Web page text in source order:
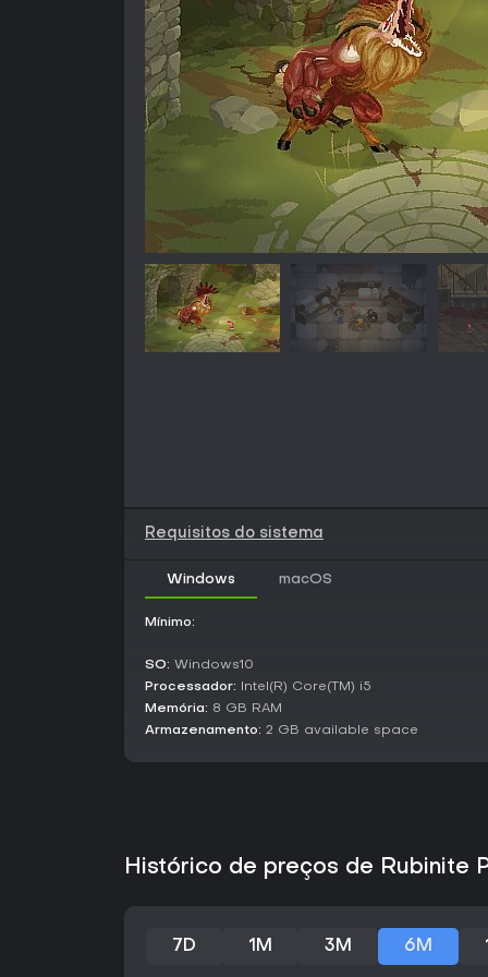
Requisitos do sistema
Windows macOS
Mínimo:
SO: Windows10
Processador: Intel(R) Core(TM) i5
Memória: 8 GB RAM
Armazenamento: 2 GB available space
Histórico de preços de Rubinite
7D 1M 3M 6M